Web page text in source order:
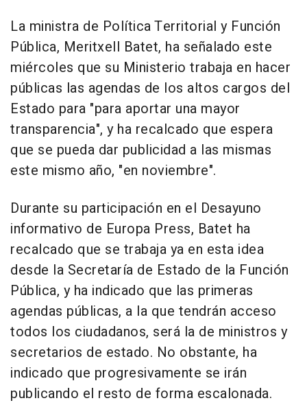
La ministra de Política Territorial y Función
Pública, Meritxell Batet, ha señalado este
miércoles que su Ministerio trabaja en hacer
públicas las agendas de los altos cargos del
Estado para "para aportar una mayor
transparencia", y ha recalcado que espera
que se pueda dar publicidad a las mismas
este mismo año, "en noviembre".
Durante su participación en el Desayuno
informativo de Europa Press, Batet ha
recalcado que se trabaja ya en esta idea
desde la Secretaría de Estado de la Función
Pública, y ha indicado que las primeras
agendas públicas, a la que tendrán acceso
todos los ciudadanos, será la de ministros y
secretarios de estado. No obstante, ha
indicado que progresivamente se irán
publicando el resto de forma escalonada.